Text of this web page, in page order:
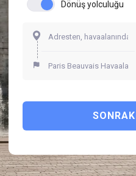
Dönüş yolculuğu